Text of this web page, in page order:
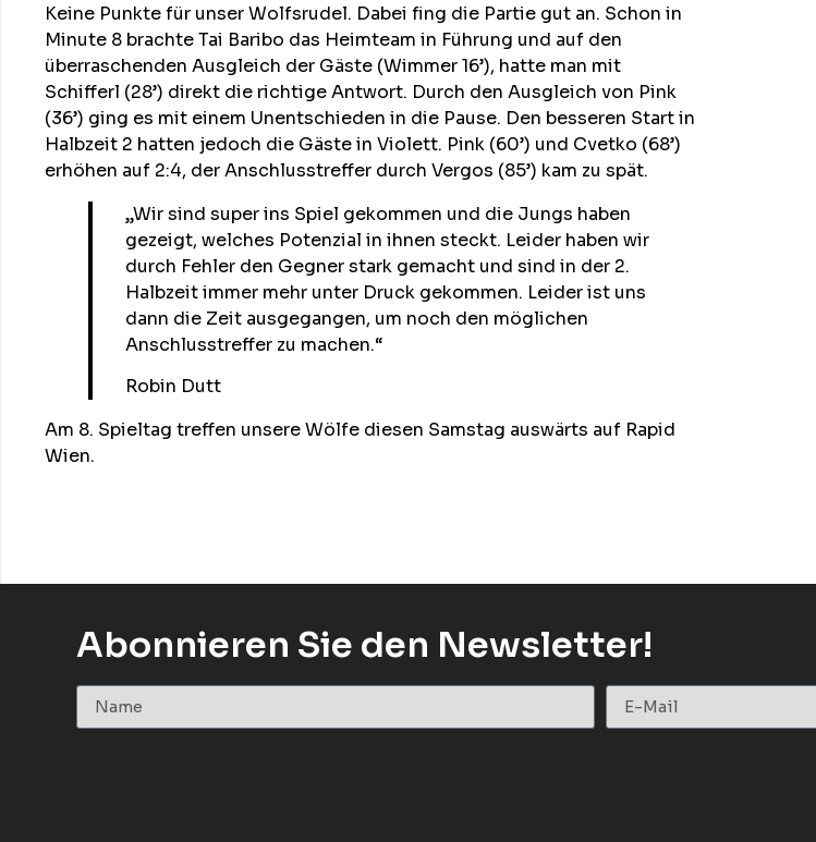
Keine Punkte für unser Wolfsrudel. Dabei fing die Partie gut an. Schon in
Minute 8 brachte Tai Baribo das Heimteam in Führung und auf den
überraschenden Ausgleich der Gäste (Wimmer 16’), hatte man mit
Schifferl (28’) direkt die richtige Antwort. Durch den Ausgleich von Pink
(36’) ging es mit einem Unentschieden in die Pause. Den besseren Start in
Halbzeit 2 hatten jedoch die Gäste in Violett. Pink (60’) und Cvetko (68’)
erhöhen auf 2:4, der Anschlusstreffer durch Vergos (85’) kam zu spät.
„Wir sind super ins Spiel gekommen und die Jungs haben
gezeigt, welches Potenzial in ihnen steckt. Leider haben wir
durch Fehler den Gegner stark gemacht und sind in der 2.
Halbzeit immer mehr unter Druck gekommen. Leider ist uns
dann die Zeit ausgegangen, um noch den möglichen
Anschlusstreffer zu machen.“
Robin Dutt
Am 8. Spieltag treffen unsere Wölfe diesen Samstag auswärts auf Rapid
Wien.
Abonnieren Sie den Newsletter!